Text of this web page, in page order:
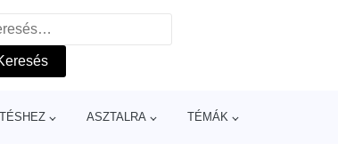
ASZTALRA TÉMÁK